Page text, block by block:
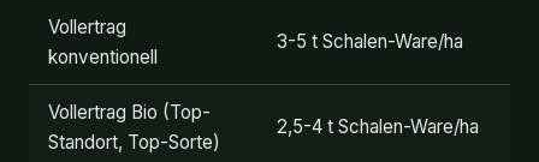
Vollertrag
konventionell
3-5 t Schalen-Ware/ha
Vollertrag Bio (Top-
Standort, Top-Sorte)
2,5-4 t Schalen-Ware/ha